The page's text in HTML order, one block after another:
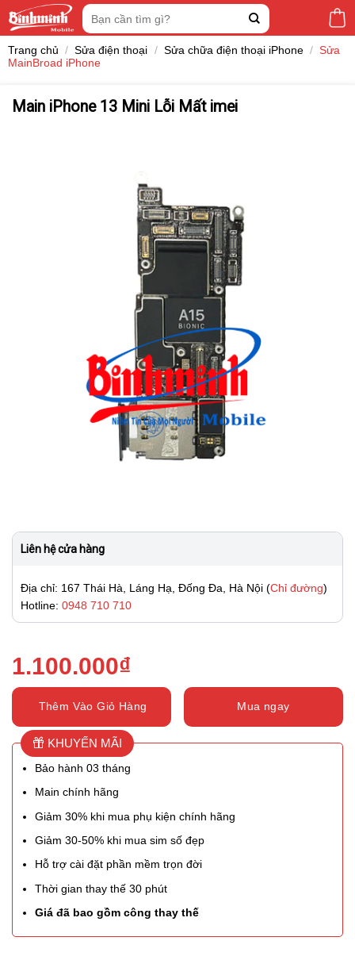
Tìm
kiếm:
Trang chủ / Sửa điện thoại / Sửa chữa điện thoại iPhone / Sửa
MainBroad iPhone
Main iPhone 13 Mini Lỗi Mất imei
Liên hệ cửa hàng
Địa chỉ: 167 Thái Hà, Láng Hạ, Đống Đa, Hà Nội (Chỉ đường)
Hotline: 0948 710 710
1.100.000₫
Thêm Vào Giỏ Hàng Mua ngay
KHUYẾN MÃI
Bảo hành 03 tháng
Main chính hãng
Giảm 30% khi mua phụ kiện chính hãng
Giảm 30-50% khi mua sim số đẹp
Hỗ trợ cài đặt phần mềm trọn đời
Thời gian thay thế 30 phút
Giá đã bao gồm công thay thế